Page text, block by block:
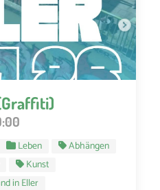
Leben
Abhängen
Kunst
in Eller